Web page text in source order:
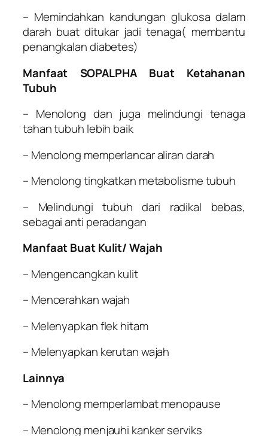
– Memindahkan kandungan glukosa dalam
darah buat ditukar jadi tenaga( membantu
penangkalan diabetes)
Manfaat SOPALPHA Buat Ketahanan
Tubuh
– Menolong dan juga melindungi tenaga
tahan tubuh lebih baik
– Menolong memperlancar aliran darah
– Menolong tingkatkan metabolisme tubuh
– Melindungi tubuh dari radikal bebas,
sebagai anti peradangan
Manfaat Buat Kulit/ Wajah
– Mengencangkan kulit
– Mencerahkan wajah
– Melenyapkan flek hitam
– Melenyapkan kerutan wajah
Lainnya
– Menolong memperlambat menopause
– Menolong menjauhi kanker serviks